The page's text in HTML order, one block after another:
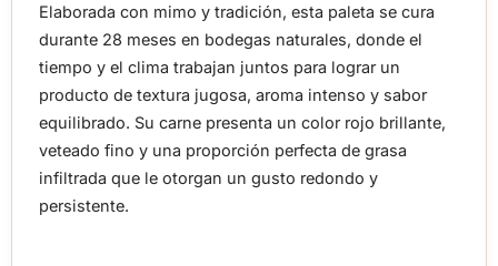
Elaborada con mimo y tradición, esta paleta se cura
durante 28 meses en bodegas naturales, donde el
tiempo y el clima trabajan juntos para lograr un
producto de textura jugosa, aroma intenso y sabor
equilibrado. Su carne presenta un color rojo brillante,
veteado fino y una proporción perfecta de grasa
infiltrada que le otorgan un gusto redondo y
persistente.